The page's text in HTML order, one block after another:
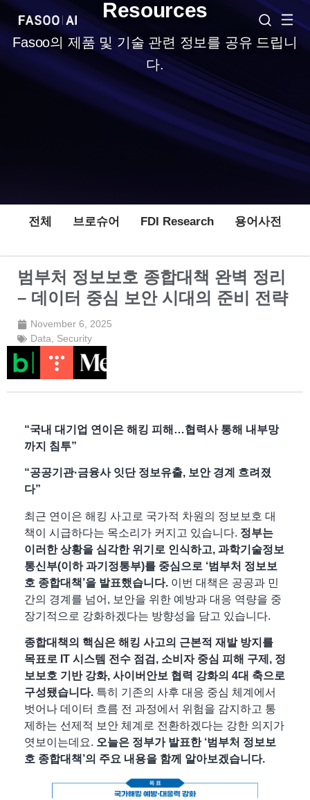
Resources
Fasoo의 제품 및 기술 관련 정보를 공유 드립니
다.
전체 브로슈어 FDI Research 용어사전
범부처 정보보호 종합대책 완벽 정리
– 데이터 중심 보안 시대의 준비 전략
November 6, 2025
Data
Security
“국내 대기업 연이은 해킹 피해…협력사 통해 내부망
까지 침투”
“공공기관·금융사 잇단 정보유출, 보안 경계 흐려졌
다”
최근 연이은 해킹 사고로 국가적 차원의 정보보호 대
책이 시급하다는 목소리가 커지고 있습니다. 정부는
이러한 상황을 심각한 위기로 인식하고, 과학기술정보
통신부(이하 과기정통부)를 중심으로 ‘범부처 정보보
호 종합대책’을 발표했습니다. 이번 대책은 공공과 민
간의 경계를 넘어, 보안을 위한 예방과 대응 역량을 중
장기적으로 강화하겠다는 방향성을 담고 있습니다.
종합대책의 핵심은 해킹 사고의 근본적 재발 방지를
목표로 IT 시스템 전수 점검, 소비자 중심 피해 구제, 정
보보호 기반 강화, 사이버안보 협력 강화의 4대 축으로
구성됐습니다. 특히 기존의 사후 대응 중심 체계에서
벗어나 데이터 흐름 전 과정에서 위험을 감지하고 통
제하는 선제적 보안 체계로 전환하겠다는 강한 의지가
엿보이는데요. 오늘은 정부가 발표한 ‘범부처 정보보
호 종합대책’의 주요 내용을 함께 알아보겠습니다.